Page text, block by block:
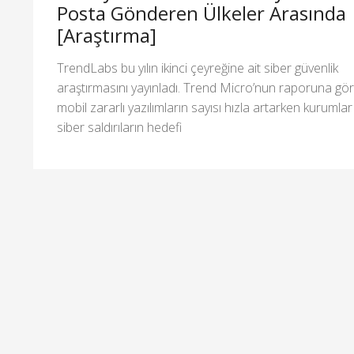
Posta Gönderen Ülkeler Arasında
[Araştırma]
TrendLabs bu yılın ikinci çeyreğine ait siber güvenlik
araştırmasını yayınladı. Trend Micro’nun raporuna
mobil zararlı yazılımların sayısı hızla artarken kurumlar
siber saldırıların hedefi